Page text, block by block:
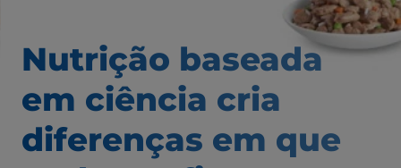
Nutrição baseada
em ciência cria
diferenças em que